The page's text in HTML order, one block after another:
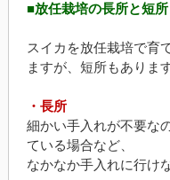
■放任栽培の長所と短所
スイカを放任栽培で育
ますが、短所もあります
・長所
細かい手入れが不要な
ている場合など、
なかなか手入れに行け